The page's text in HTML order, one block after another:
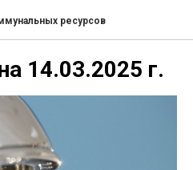
ресурсов
14.03.2025 г.